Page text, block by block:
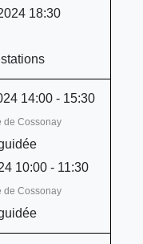
18:30
14:00 - 15:30
de Cossonay
10:00 - 11:30
de Cossonay